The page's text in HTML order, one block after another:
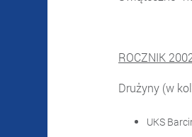
ROCZNIK
Drużyny